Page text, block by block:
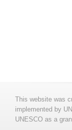
This website was
implemented by
UNESCO as a